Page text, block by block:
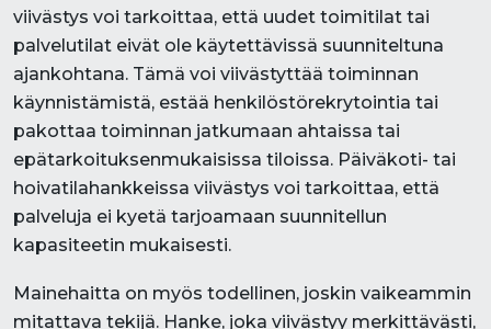
viivästys voi tarkoittaa, että uudet toimitilat tai
palvelutilat eivät ole käytettävissä suunniteltuna
ajankohtana. Tämä voi viivästyttää toiminnan
käynnistämistä, estää henkilöstörekrytointia tai
pakottaa toiminnan jatkumaan ahtaissa tai
epätarkoituksenmukaisissa tiloissa. Päiväkoti- tai
hoivatilahankkeissa viivästys voi tarkoittaa, että
palveluja ei kyetä tarjoamaan suunnitellun
kapasiteetin mukaisesti.
Mainehaitta on myös todellinen, joskin vaikeammin
mitattava tekijä. Hanke, joka viivästyy merkittävästi,